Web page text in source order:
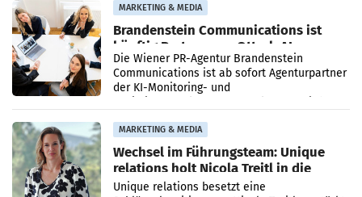
MARKETING & MEDIA
Brandenstein Communications ist
künftig Partner von OtterlyAI
Die Wiener PR-Agentur Brandenstein
Communications ist ab sofort Agenturpartner
der KI-Monitoring- und
MARKETING & MEDIA
Wechsel im Führungsteam: Unique
relations holt Nicola Treitl in die
Geschäftsleitung
Unique relations besetzt eine